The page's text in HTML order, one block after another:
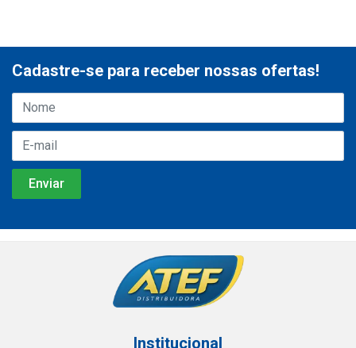
Cadastre-se para receber nossas ofertas!
Institucional